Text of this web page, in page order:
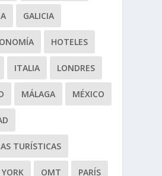
GALICIA
HOTELES
ITALIA LONDRES
MÁLAGA MÉXICO
TURÍSTICAS
OMT PARÍS